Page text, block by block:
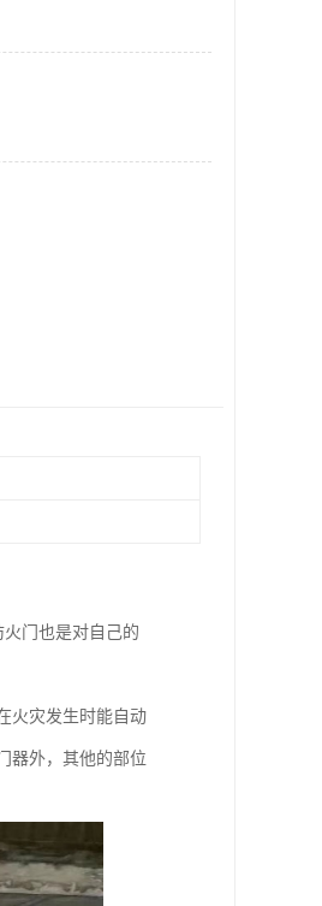
门也是对自己的
火灾发生时能自动
器外，其他的部位